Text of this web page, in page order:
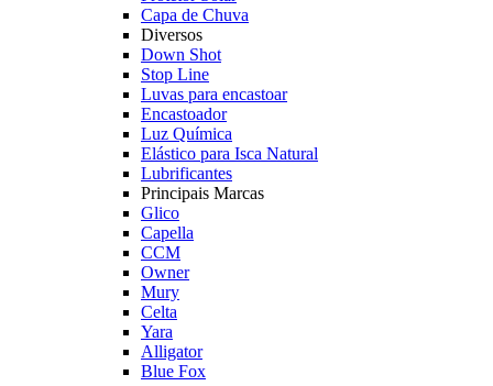
Capa de Chuva
Diversos
Down Shot
Stop Line
Luvas para encastoar
Encastoador
Luz Química
Elástico para Isca Natural
Lubrificantes
Principais Marcas
Glico
Capella
CCM
Owner
Mury
Celta
Yara
Alligator
Blue Fox